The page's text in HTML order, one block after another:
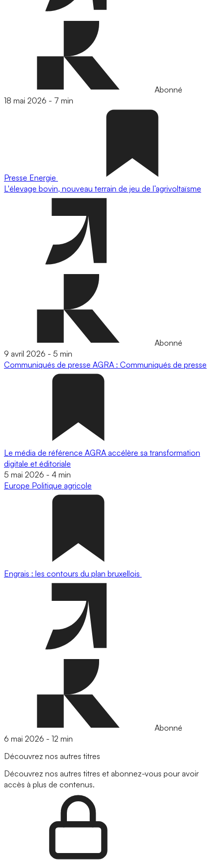
Abonné
18 mai 2026 - 7 min
Presse Energie
L'élevage bovin, nouveau terrain de jeu de l’agrivoltaïsme
Abonné
9 avril 2026 - 5 min
Communiqués de presse AGRA : Communiqués de presse
Le média de référence AGRA accélère sa transformation
digitale et éditoriale
5 mai 2026 - 4 min
Europe Politique agricole
Engrais : les contours du plan bruxellois
Abonné
6 mai 2026 - 12 min
Découvrez nos autres titres
Découvrez nos autres titres et abonnez-vous pour avoir
accès à plus de contenus.